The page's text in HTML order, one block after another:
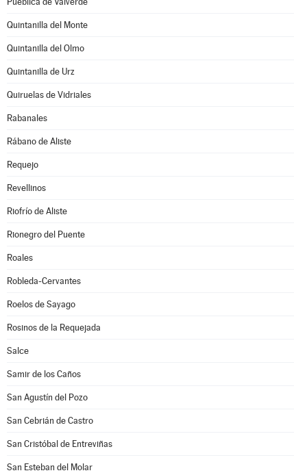
Quintanilla del Monte
Quintanilla del Olmo
Quintanilla de Urz
Quiruelas de Vidriales
Rabanales
Rábano de Aliste
Requejo
Revellinos
Riofrío de Aliste
Rionegro del Puente
Roales
Robleda-Cervantes
Roelos de Sayago
Rosinos de la Requejada
Salce
Samir de los Caños
San Agustín del Pozo
San Cebrián de Castro
San Cristóbal de Entreviñas
San Esteban del Molar